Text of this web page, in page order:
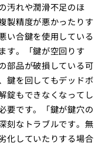
汚れや潤滑不足のほ
製精度が悪かったりす
い合鍵を使用している
す。「鍵が空回りす
部品が破損している可
鍵を回してもデッドボ
錠もできなくなってし
要です。「鍵が鍵穴の
刻なトラブルです。無
化していたりする場合